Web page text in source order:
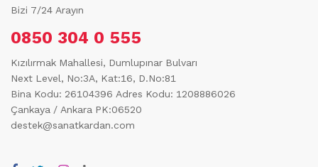
Bizi 7/24 Arayın
0850 304 0 555
Kızılırmak Mahallesi, Dumlupınar Bulvarı
Next Level, No:3A, Kat:16, D.No:81
Bina Kodu: 26104396 Adres Kodu: 1208886026
Çankaya / Ankara PK:06520
destek@sanatkardan.com